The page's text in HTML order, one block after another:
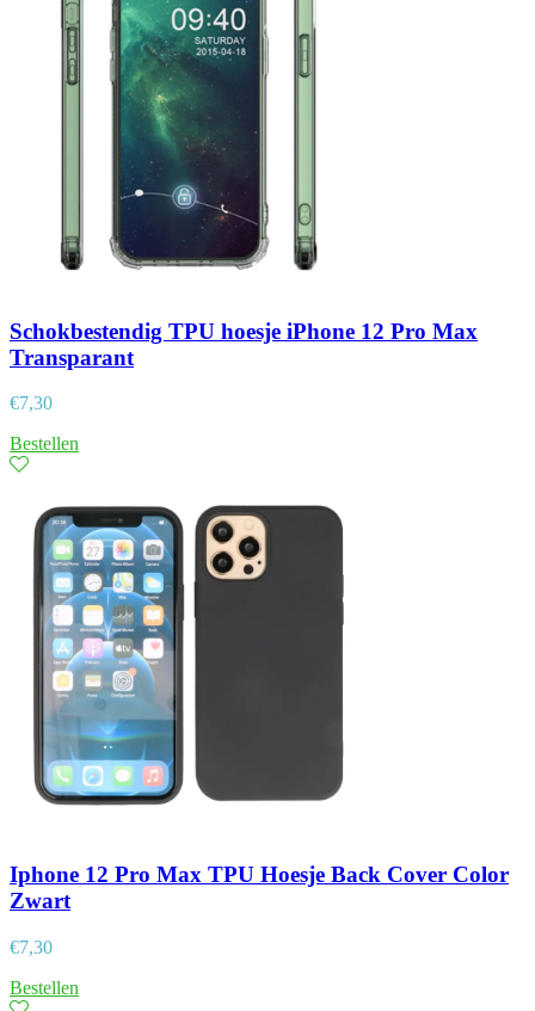
Schokbestendig TPU hoesje iPhone 12 Pro Max
Transparant
€7,30
Bestellen
Iphone 12 Pro Max TPU Hoesje Back Cover Color
Zwart
€7,30
Bestellen